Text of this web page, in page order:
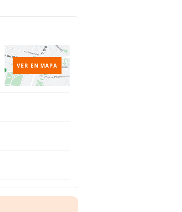
VER EN MAPA